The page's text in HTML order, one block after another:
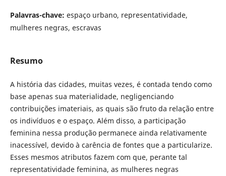
Palavras-chave: espaço urbano, representatividade,
mulheres negras, escravas
Resumo
A história das cidades, muitas vezes, é contada tendo como
base apenas sua materialidade, negligenciando
contribuições imateriais, as quais são fruto da relação entre
os indivíduos e o espaço. Além disso, a participação
feminina nessa produção permanece ainda relativamente
inacessível, devido à carência de fontes que a particularize.
Esses mesmos atributos fazem com que, perante tal
representatividade feminina, as mulheres negras